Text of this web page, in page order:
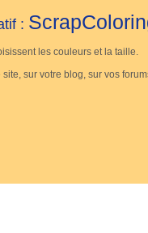
:
les couleurs et la taille.
site, sur votre blog, sur vos